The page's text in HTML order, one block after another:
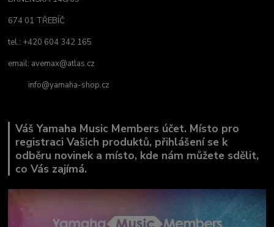
674 01 TŘEBÍČ
tel.: +420 604 342 165
email: avemax@atlas.cz
info@yamaha-shop.cz
Váš Yamaha Music Members účet. Místo pro
registraci Vašich produktů, přihlášení se k
odběru novinek a místo, kde nám můžete sdělit,
co Vás zajímá.